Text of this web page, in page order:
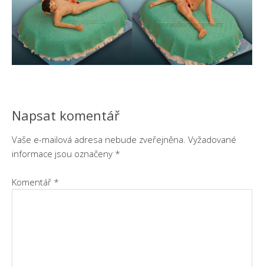
Napsat komentář
Vaše e-mailová adresa nebude zveřejněna. Vyžadované
informace jsou označeny *
Komentář *